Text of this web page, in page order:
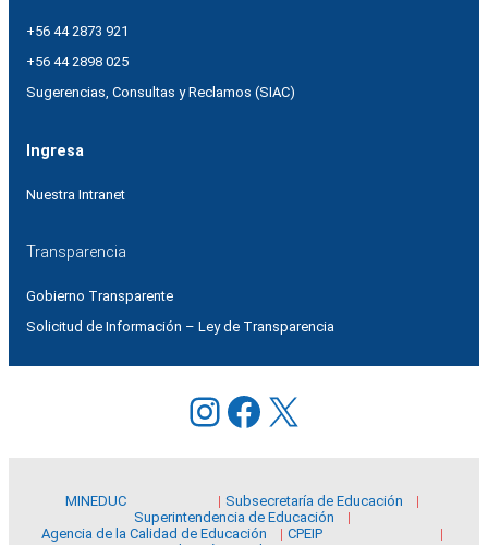
+56 44 2873 921
+56 44 2898 025
Sugerencias, Consultas y Reclamos (SIAC)
Ingresa
Nuestra Intranet
Transparencia
Gobierno Transparente
Solicitud de Información – Ley de Transparencia
Instagram
Facebook
X
MINEDUC
Subsecretaría de Educación
Superintendencia de Educación
Agencia de la Calidad de Educación
CPEIP